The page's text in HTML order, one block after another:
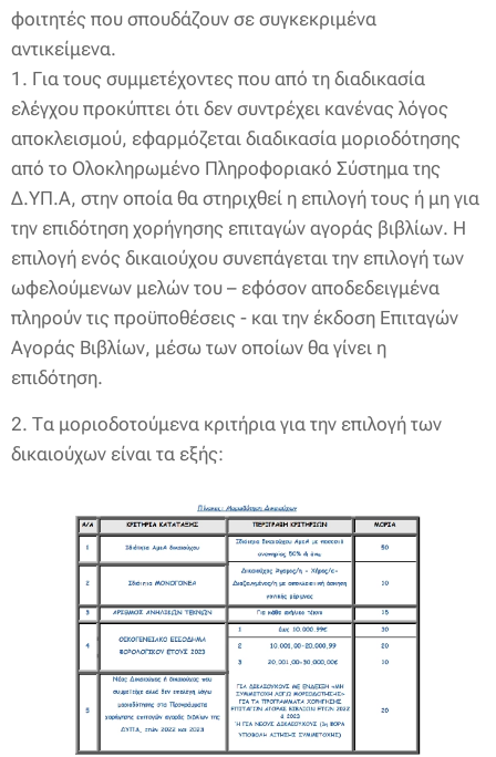
φοιτητές που σπουδάζουν σε συγκεκριμένα
αντικείμενα.
1. Για τους συμμετέχοντες που από τη διαδικασία
ελέγχου προκύπτει ότι δεν συντρέχει κανένας λόγος
αποκλεισμού, εφαρμόζεται διαδικασία μοριοδότησης
από το Ολοκληρωμένο Πληροφοριακό Σύστημα της
Δ.ΥΠ.Α, στην οποία θα στηριχθεί η επιλογή τους ή μη για
την επιδότηση χορήγησης επιταγών αγοράς βιβλίων. Η
επιλογή ενός δικαιούχου συνεπάγεται την επιλογή των
ωφελούμενων μελών του – εφόσον αποδεδειγμένα
πληρούν τις προϋποθέσεις - και την έκδοση Επιταγών
Αγοράς Βιβλίων, μέσω των οποίων θα γίνει η
επιδότηση.
2. Τα μοριοδοτούμενα κριτήρια για την επιλογή των
δικαιούχων είναι τα εξής: